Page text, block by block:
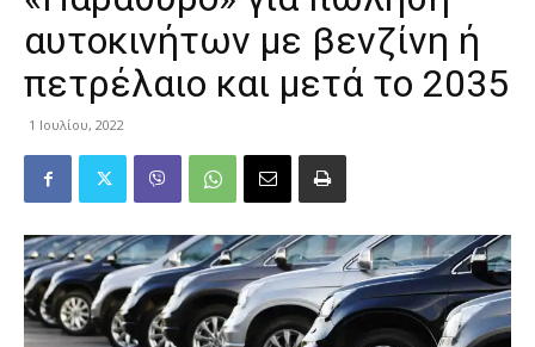
αυτοκινήτων με βενζίνη ή
πετρέλαιο και μετά το 2035
1 Ιουλίου, 2022